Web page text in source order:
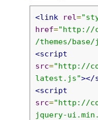
<link rel=
href="http://
/themes/
<script
src="http://
latest.js"></
<script
src="http://
jquery-